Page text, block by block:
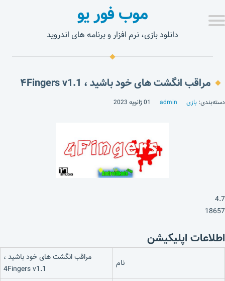
موب فور یو
دانلود بازی، نرم افزار و برنامه های اندروید
مراقب انگشت های خود باشید ، ۴Fingers v1.1
دسته‌بندی: بازی admin 01 ژانویه 2023
4.7
18657
اطلاعات اپلیکیشن
نام
مراقب انگشت های خود باشید ،
4Fingers v1.1